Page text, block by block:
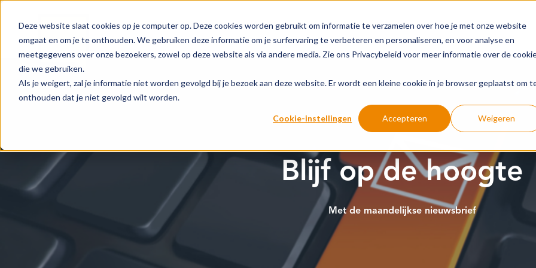
Deze website slaat cookies op je computer op. Deze cookies worden gebruikt om informatie te verzamelen over hoe je met onze website
omgaat en om je te onthouden. We gebruiken deze informatie om je surfervaring te verbeteren en personaliseren, en voor analyse en
meetgegevens over onze bezoekers, zowel op deze website als via andere media. Zie ons Privacybeleid voor meer informatie over de
die we gebruiken.
Als je weigert, zal je informatie niet worden gevolgd bij je bezoek aan deze website. Er wordt een kleine cookie in je browser geplaatst om
onthouden dat je niet gevolgd wilt worden.
Cookie-instellingen Accepteren Weigeren
Blijf op de hoogte
Met de maandelijkse nieuwsbrief